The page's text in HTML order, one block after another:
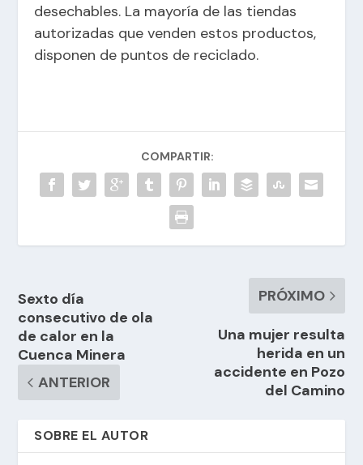
desechables. La mayoría de las tiendas
autorizadas que venden estos productos,
disponen de puntos de reciclado.
COMPARTIR:
Sexto día
consecutivo de ola
de calor en la
Cuenca Minera
ANTERIOR
PRÓXIMO
Una mujer resulta
herida en un
accidente en Pozo
del Camino
SOBRE EL AUTOR